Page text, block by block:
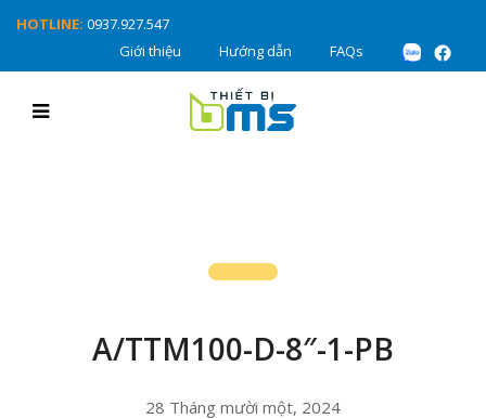
HOTLINE: 0937.927.547
Giới thiệu
Hướng dẫn FAQs
A/TTM100-D-8″-1-PB
28 Tháng mười một, 2024